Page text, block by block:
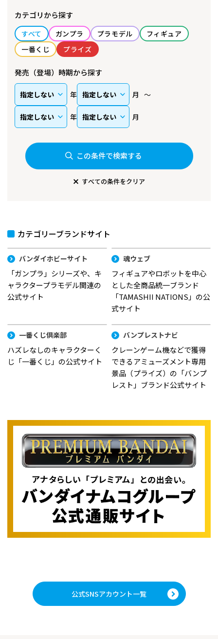
カテゴリから探す
すべて ガンプラ プラモデル
フィギュア
一番くじ
プライズ
発売（登場）時期から探す
年 月
年 月
この条件で検索する
すべての条件をクリア
カテゴリーブランドサイト
バンダイホビーサイト
「ガンプラ」シリーズや、キ
ャラクタープラモデル関連の
公式サイト
魂ウェブ
フィギュアやロボットを中心
とした全商品統一ブランド
「TAMASHII NATIONS」の公
式サイト
一番くじ倶楽部
ハズレなしのキャラクターく
じ「一番くじ」の公式サイト
バンプレストナビ
クレーンゲーム機などで獲得
できるアミューズメント専用
景品（プライズ）の「バンプ
レスト」ブランド公式サイト
公式SNSアカウント一覧